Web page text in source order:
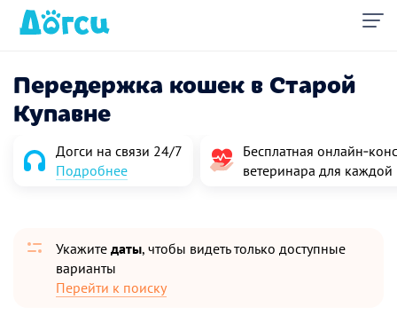
Передержка кошек в Старой
Купавне
Догси на связи 24/7
Подробнее
Бесплатная
ветеринара для
Укажите даты, чтобы видеть только доступные
варианты
Перейти к поиску